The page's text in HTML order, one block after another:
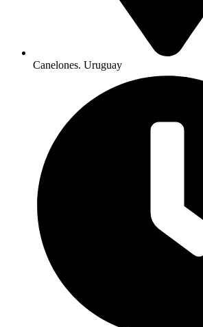
Canelones. Uruguay